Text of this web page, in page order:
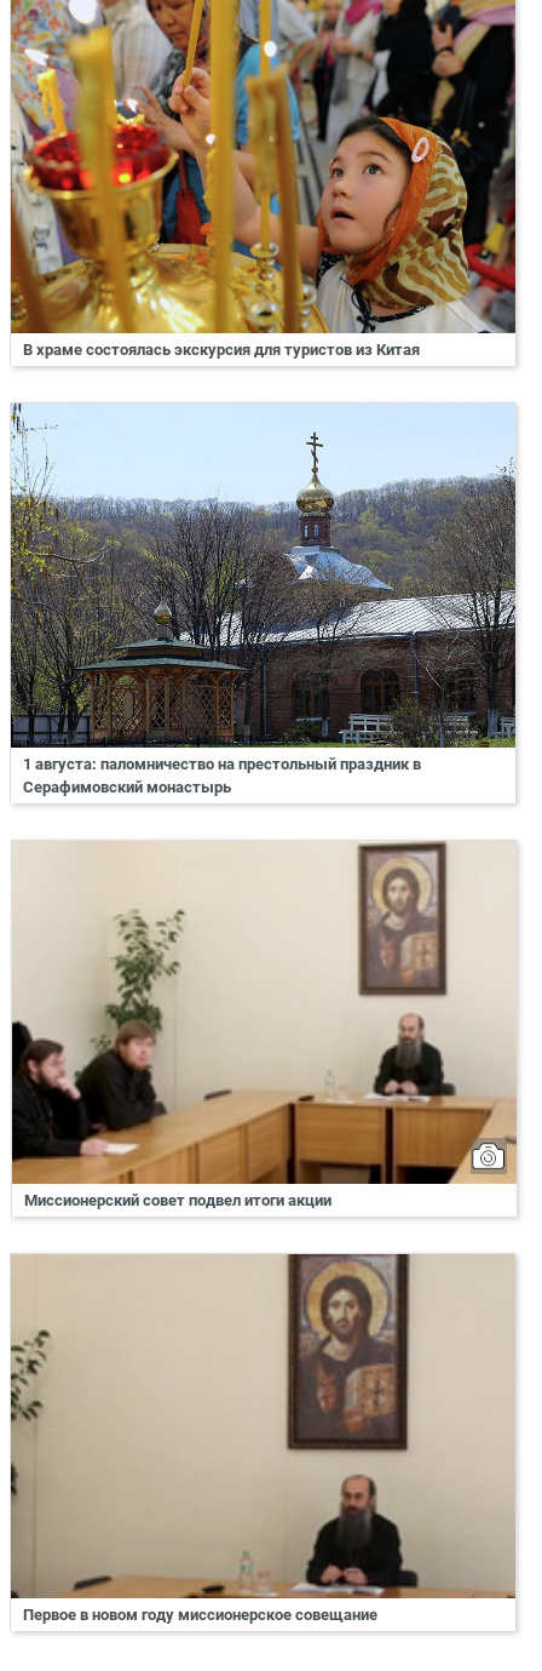
В храме состоялась экскурсия для туристов из Китая
1 августа: паломничество на престольный праздник в
Серафимовский монастырь
Миссионерский совет подвел итоги акции
Первое в новом году миссионерское совещание